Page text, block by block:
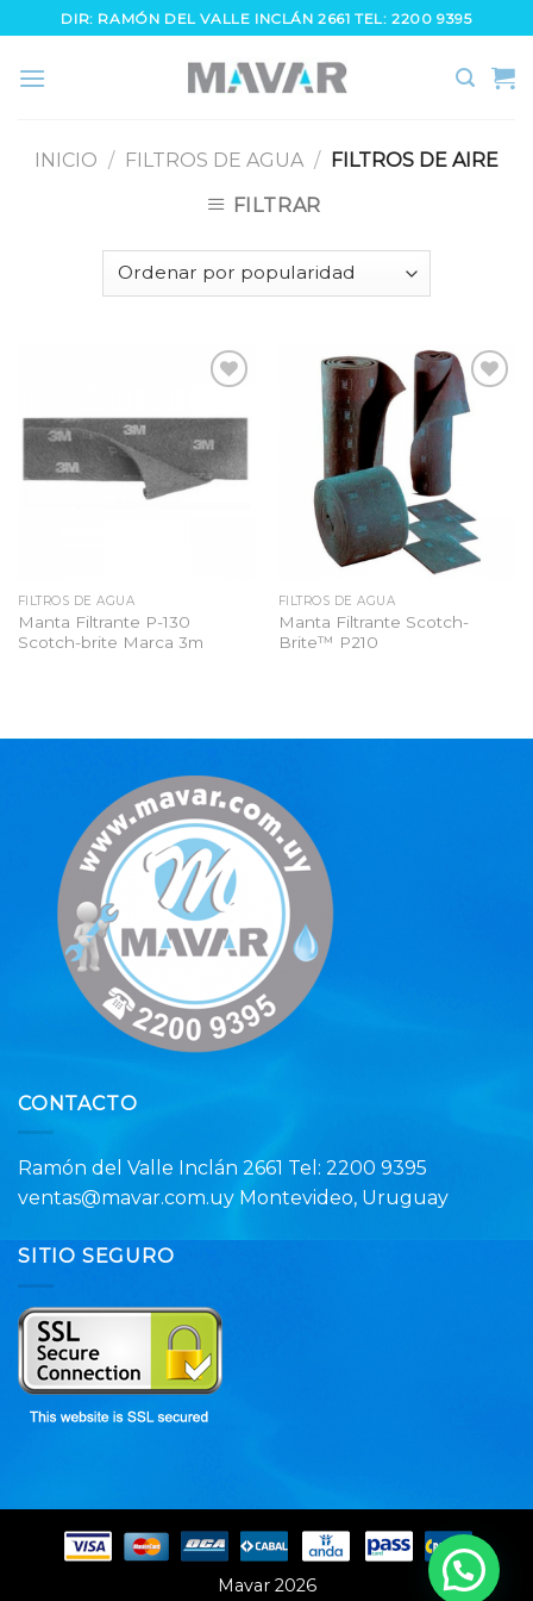
to
content
DIR: RAMÓN DEL VALLE INCLÁN 2661 TEL: 2200 9395
INICIO / FILTROS DE AGUA / FILTROS DE AIRE
FILTRAR
a la
lista
de
deseos
FILTROS DE AGUA
Manta Filtrante P-130
Scotch-brite Marca 3m
Añadir
FILTROS DE AGUA
Manta Filtrante Scotch-
Brite™ P210
CONTACTO
Ramón del Valle Inclán 2661 Tel: 2200 9395
ventas@mavar.com.uy Montevideo, Uruguay
SITIO SEGURO
Mavar 2026